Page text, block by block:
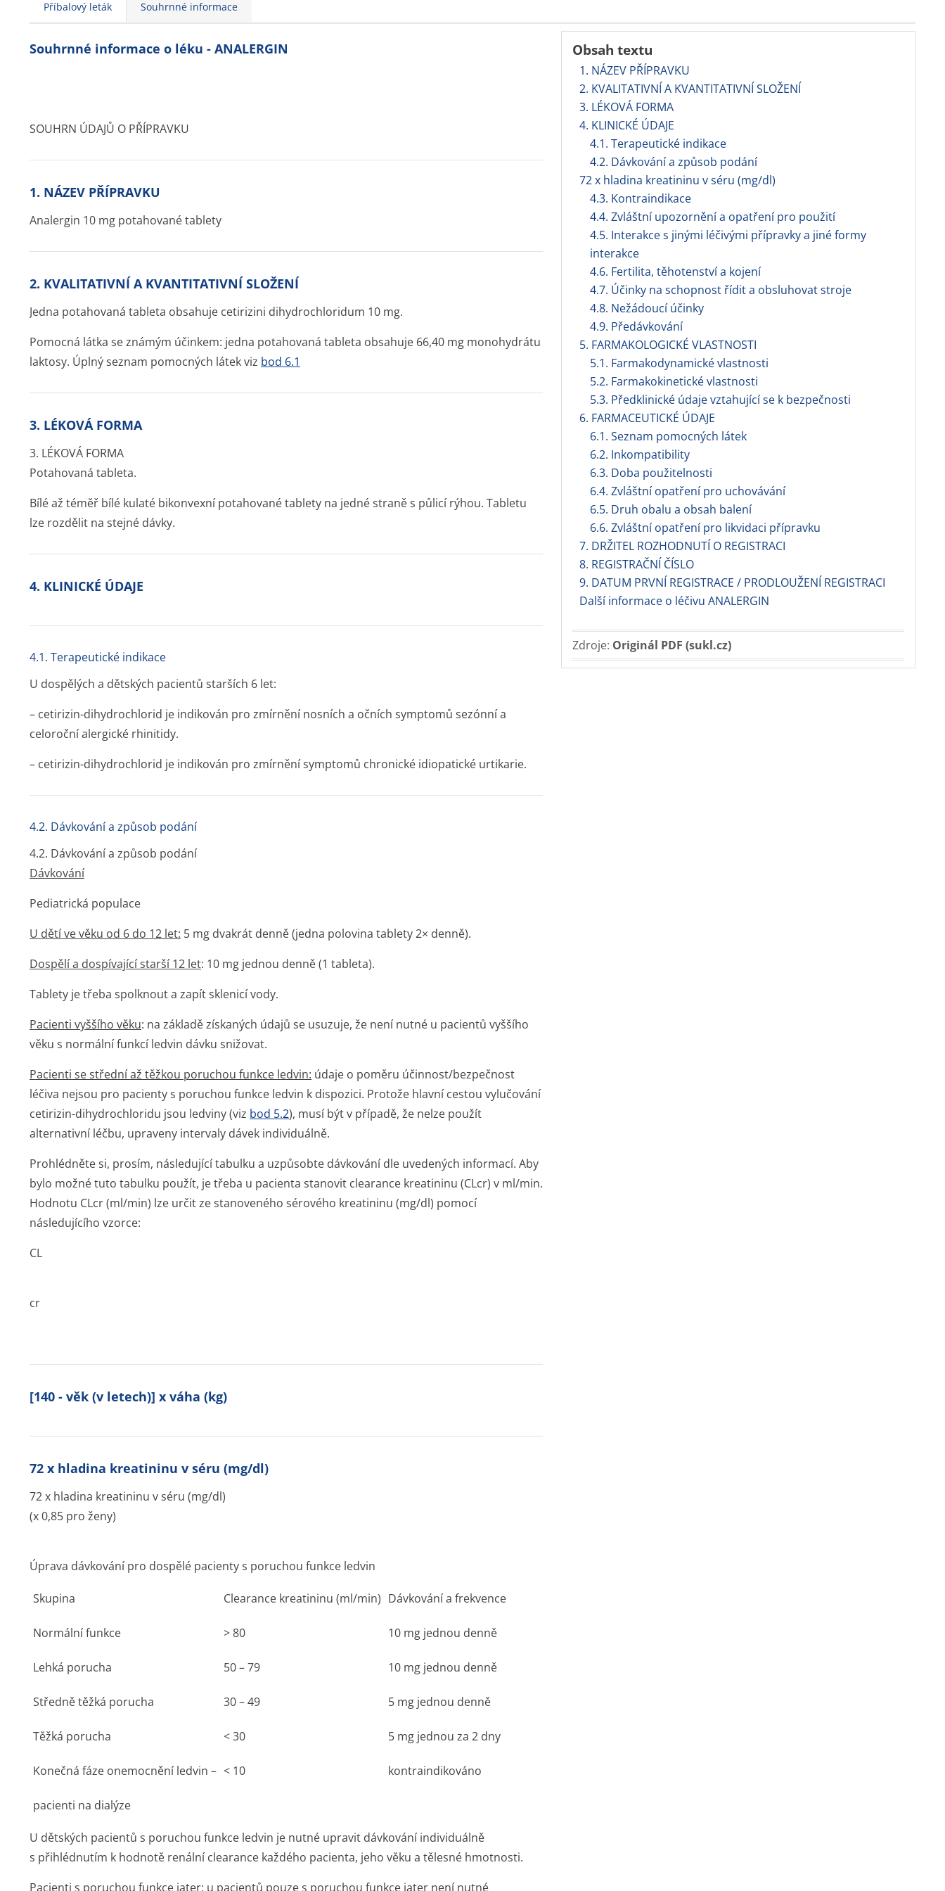
Příbalový leták Souhrnné informace
Obsah textu
1. NÁZEV PŘÍPRAVKU
2. KVALITATIVNÍ A KVANTITATIVNÍ SLOŽENÍ
3. LÉKOVÁ FORMA
4. KLINICKÉ ÚDAJE
4.1. Terapeutické indikace
4.2. Dávkování a způsob podání
72 x hladina kreatininu v séru (mg/dl)
4.3. Kontraindikace
4.4. Zvláštní upozornění a opatření pro použití
4.5. Interakce s jinými léčivými přípravky a jiné formy
interakce
4.6. Fertilita, těhotenství a kojení
4.7. Účinky na schopnost řídit a obsluhovat stroje
4.8. Nežádoucí účinky
4.9. Předávkování
5. FARMAKOLOGICKÉ VLASTNOSTI
5.1. Farmakodynamické vlastnosti
5.2. Farmakokinetické vlastnosti
5.3. Předklinické údaje vztahující se k bezpečnosti
6. FARMACEUTICKÉ ÚDAJE
6.1. Seznam pomocných látek
6.2. Inkompatibility
6.3. Doba použitelnosti
6.4. Zvláštní opatření pro uchovávání
6.5. Druh obalu a obsah balení
6.6. Zvláštní opatření pro likvidaci přípravku
7. DRŽITEL ROZHODNUTÍ O REGISTRACI
8. REGISTRAČNÍ ČÍSLO
9. DATUM PRVNÍ REGISTRACE / PRODLOUŽENÍ REGISTRACI
Další informace o léčivu ANALERGIN
Zdroje: Originál PDF (sukl.cz)
Souhrnné informace o léku - ANALERGIN
SOUHRN ÚDAJŮ O PŘÍPRAVKU
1. NÁZEV PŘÍPRAVKU
Analergin 10 mg potahované tablety
2. KVALITATIVNÍ A KVANTITATIVNÍ SLOŽENÍ
Jedna potahovaná tableta obsahuje cetirizini dihydrochloridum 10 mg.
Pomocná látka se známým účinkem: jedna potahovaná tableta obsahuje 66,40 mg monohydrátu
laktosy. Úplný seznam pomocných látek viz bod 6.1
3. LÉKOVÁ FORMA
3. LÉKOVÁ FORMA
Potahovaná tableta.
Bílé až téměř bílé kulaté bikonvexní potahované tablety na jedné straně s půlicí rýhou. Tabletu
lze rozdělit na stejné dávky.
4. KLINICKÉ ÚDAJE
4.1. Terapeutické indikace
U dospělých a dětských pacientů starších 6 let:
– cetirizin-dihydrochlorid je indikován pro zmírnění nosních a očních symptomů sezónní a
celoroční alergické rhinitidy.
– cetirizin-dihydrochlorid je indikován pro zmírnění symptomů chronické idiopatické urtikarie.
4.2. Dávkování a způsob podání
4.2. Dávkování a způsob podání
Dávkování
Pediatrická populace
U dětí ve věku od 6 do 12 let: 5 mg dvakrát denně (jedna polovina tablety 2× denně).
Dospělí a dospívající starší 12 let: 10 mg jednou denně (1 tableta).
Tablety je třeba spolknout a zapít sklenicí vody.
Pacienti vyššího věku: na základě získaných údajů se usuzuje, že není nutné u pacientů vyššího
věku s normální funkcí ledvin dávku snižovat.
Pacienti se střední až těžkou poruchou funkce ledvin: údaje o poměru účinnost/bezpečnost
léčiva nejsou pro pacienty s poruchou funkce ledvin k dispozici. Protože hlavní cestou vylučování
cetirizin-dihydrochloridu jsou ledviny (viz bod 5.2), musí být v případě, že nelze použít
alternativní léčbu, upraveny intervaly dávek individuálně.
Prohlédněte si, prosím, následující tabulku a uzpůsobte dávkování dle uvedených informací. Aby
bylo možné tuto tabulku použít, je třeba u pacienta stanovit clearance kreatininu (CLcr) v ml/min.
Hodnotu CLcr (ml/min) lze určit ze stanoveného sérového kreatininu (mg/dl) pomocí
následujícího vzorce:
CL
cr
[140 - věk (v letech)] x váha (kg)
72 x hladina kreatininu v séru (mg/dl)
72 x hladina kreatininu v séru (mg/dl)
(x 0,85 pro ženy)
Úprava dávkování pro dospělé pacienty s poruchou funkce ledvin
Skupina Clearance kreatininu (ml/min) Dávkování a frekvence
Normální funkce > 80 10 mg jednou denně
Lehká porucha 50 – 79 10 mg jednou denně
Středně těžká porucha 30 – 49 5 mg jednou denně
Těžká porucha < 30 5 mg jednou za 2 dny
Konečná fáze onemocnění ledvin – < 10 kontraindikováno
pacienti na dialýze
U dětských pacientů s poruchou funkce ledvin je nutné upravit dávkování individuálně
s přihlédnutím k hodnotě renální clearance každého pacienta, jeho věku a tělesné hmotnosti.
Pacienti s poruchou funkce jater: u pacientů pouze s poruchou funkce jater není nutné